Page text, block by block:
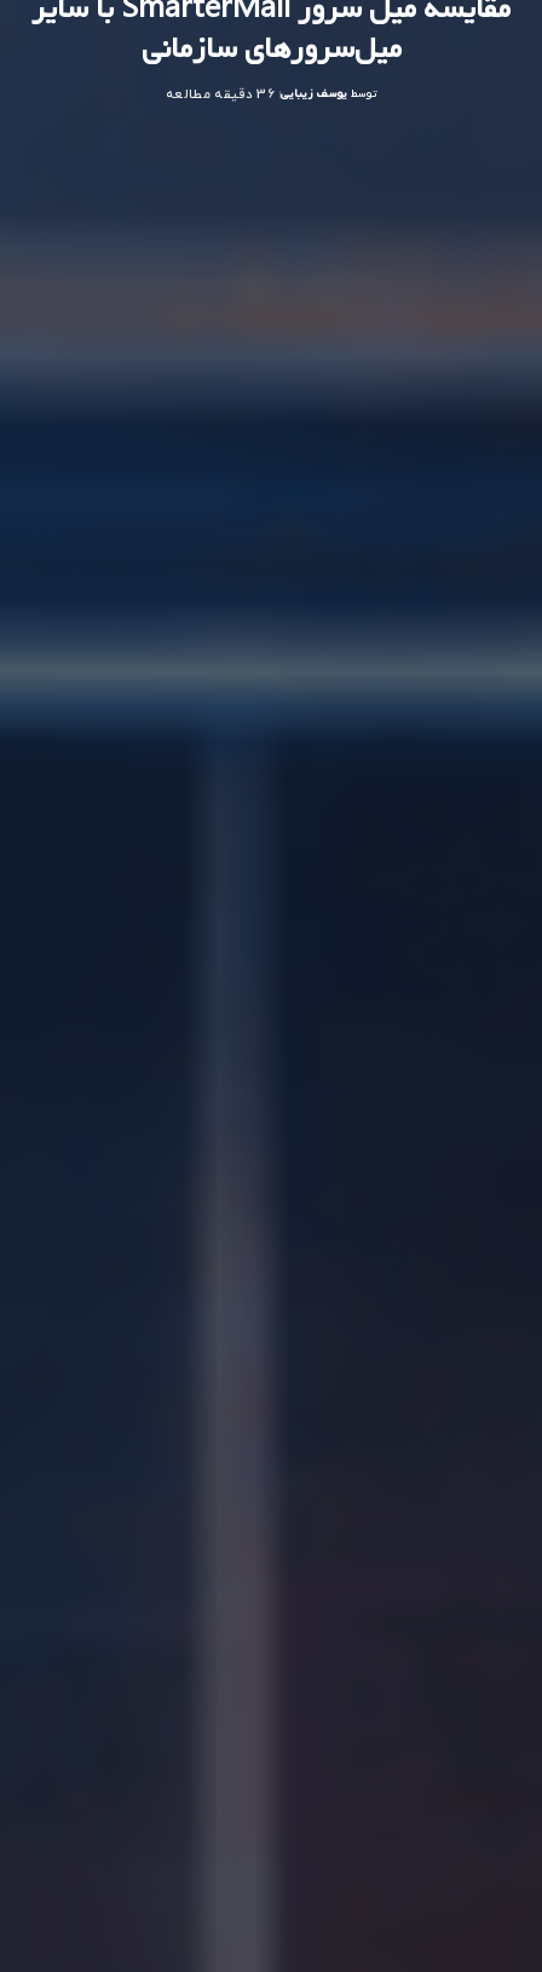
میل‌سرورهای سازمانی
توسطیوسف زیبایی 36 دقیقه مطالعه